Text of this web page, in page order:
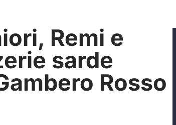
Remi e
sarde
Rosso